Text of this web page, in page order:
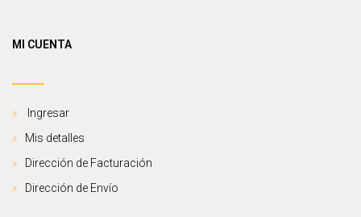
MI CUENTA
Ingresar
Mis detalles
Dirección de Facturación
Dirección de Envío